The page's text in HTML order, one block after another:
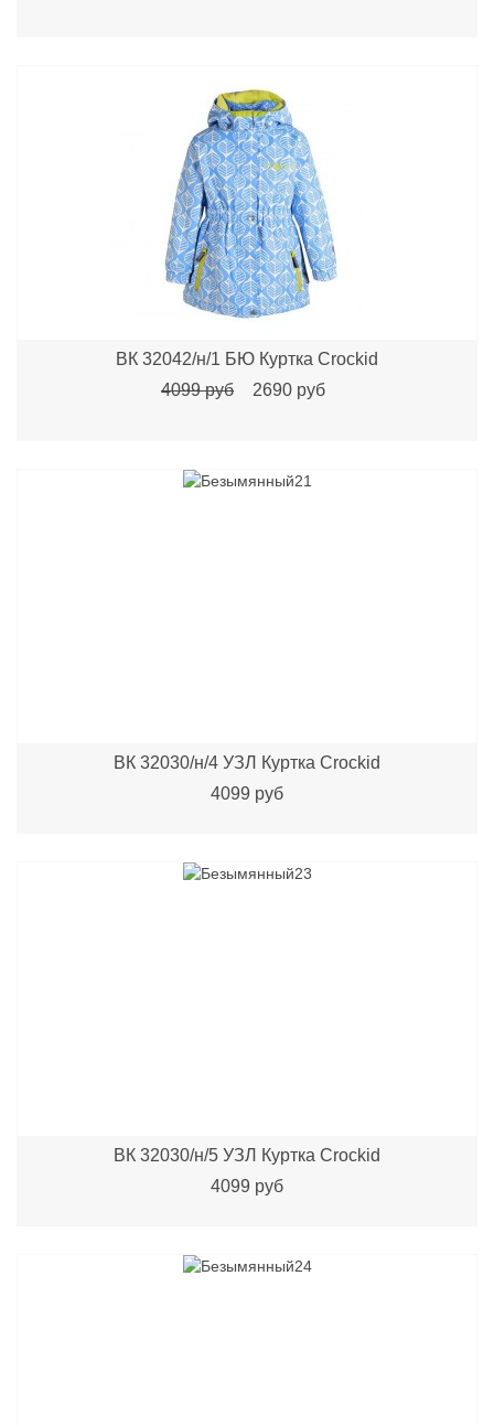
ВК 32042/н/1 БЮ Куртка Crockid
4099 руб
2690 руб
ВК 32030/н/4 УЗЛ Куртка Crockid
4099 руб
ВК 32030/н/5 УЗЛ Куртка Crockid
4099 руб